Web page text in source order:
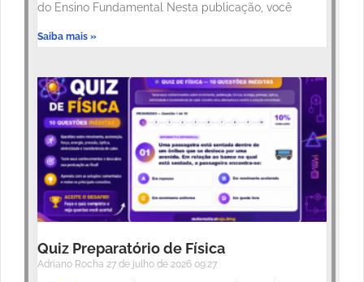
do Ensino Fundamental Nesta publicação, você
Saiba mais »
Quiz Preparatório de Física
Adriano Rocha 27 de julho de 2026 09:27